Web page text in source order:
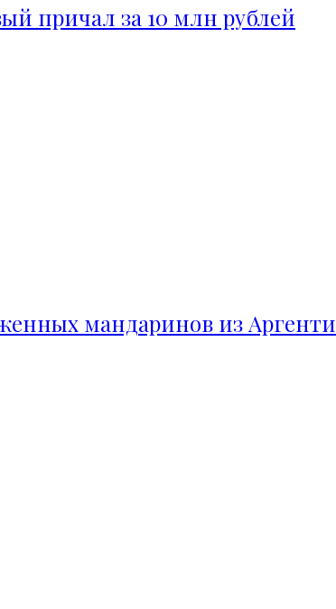
причал за 10 млн рублей
мандаринов из